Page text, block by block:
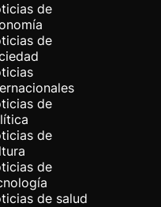
de
de
de
de
de
de salud